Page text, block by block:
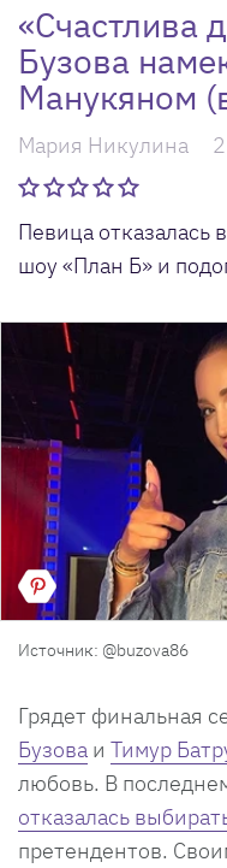
«Счастлива
Бузова
Манукяном
Мария Никулина
Певица отказалась
шоу «План Б» и
Источник: @buzova86
Грядет финальная
Бузова и Тимур
любовь. В
отказалась
претендентов.